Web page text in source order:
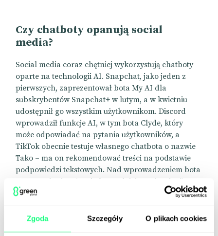
Zgoda Szczegóły O plikach cookies
Czy chatboty opanują social
media?
Social media coraz chętniej wykorzystują chatboty
oparte na technologii AI. Snapchat, jako jeden z
pierwszych, zaprezentował bota My AI dla
subskrybentów Snapchat+ w lutym, a w kwietniu
udostępnił go wszystkim użytkownikom. Discord
wprowadził funkcje AI, w tym bota Clyde, który
może odpowiadać na pytania użytkowników, a
TikTok obecnie testuje własnego chatbota o nazwie
Tako – ma on rekomendować treści na podstawie
podpowiedzi tekstowych. Nad wprowadzeniem bota
zastanawia się też Twitch. Bardziej „tradycyjne”
platformy, na czele z Facebookiem, Instagramem,
tym obszarze. Czy nie przegapią jednak swojej